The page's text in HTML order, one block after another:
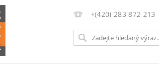
+(420) 283 872 213